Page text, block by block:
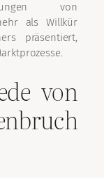
von
als Willkür
präsentiert,
von